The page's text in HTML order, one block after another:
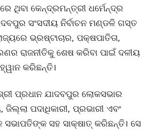
ଥିବା କେନ୍ଦ୍ରମନ୍ତ୍ରୀ ଧର୍ମେନ୍ଦ୍ର
ସଂସଦୀୟ ନିର୍ବାଚନ ମଣ୍ଡଳି ଗସ୍ତ
ଭ୍ରଷ୍ଟାଚାର, ପକ୍ଷପାତିତା,
ରାଜନୀତିକୁ ଶେଷ କରିବା ପାଇଁ ଦଳୀୟ
କରିଛନ୍ତି।
ପ୍ରଧାନ ଯାଦବପୁର ଲୋକସଭାର
ପଦାଧିକାରୀ, ପ୍ରଭାରୀ ଏବଂ
ସହ ସାକ୍ଷାତ୍ କରିଛନ୍ତି। ସେ